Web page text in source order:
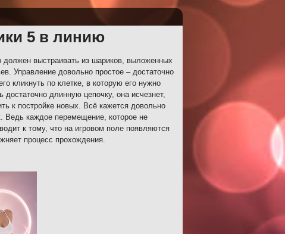
5 в линию
выстраивать из шариков, выложенных
Управление довольно простое – достаточно
кликнуть по клетке, в которую его нужно
достаточно длинную цепочку, она исчезнет,
к постройке новых. Всё кажется довольно
Ведь каждое перемещение, которое не
к тому, что на игровом поле появляются
процесс прохождения.